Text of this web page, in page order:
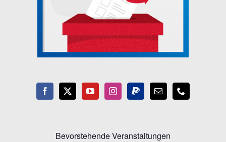
Bevorstehende Veranstaltungen